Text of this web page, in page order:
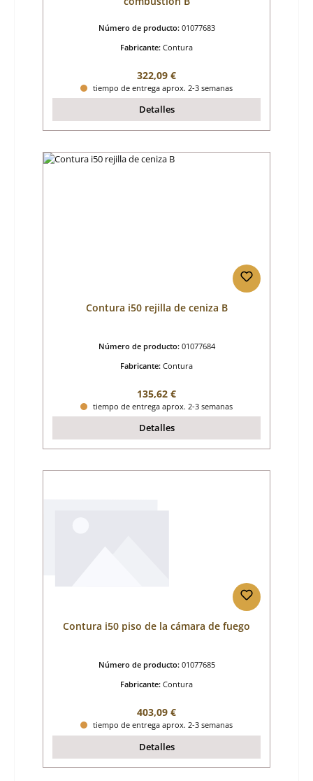
Número de producto: 01077683
Fabricante: Contura
Precio normal:
322,09 €
tiempo de entrega aprox. 2-3 semanas
Detalles
Contura i50 rejilla de ceniza B
Número de producto: 01077684
Fabricante: Contura
Precio normal:
135,62 €
tiempo de entrega aprox. 2-3 semanas
Detalles
Contura i50 piso de la cámara de fuego
Número de producto: 01077685
Fabricante: Contura
Precio normal:
403,09 €
tiempo de entrega aprox. 2-3 semanas
Detalles